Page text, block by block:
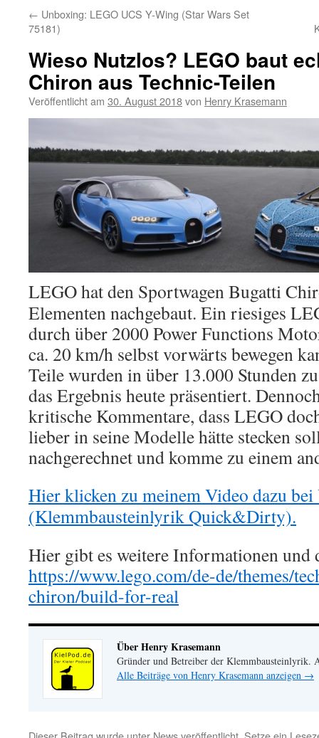
← Unboxing: LEGO UCS Y-Wing (Star Wars Set
75181)
Wieso Nutzlos? LEGO baut
Chiron aus Technic-Teilen
Veröffentlicht am 30. August 2018von Henry Krasemann
LEGO hat den Sportwagen Bugatti
Elementen nachgebaut. Ein riesiges
durch über 2000 Power Functions
ca. 20 km/h selbst vorwärts bewegen
Teile wurden in über 13.000 Stunden
das Ergebnis heute präsentiert.
kritische Kommentare, dass LEGO
lieber in seine Modelle hätte stecken
nachgerechnet und komme zu einem
Hier klicken zu meinem Video dazu bei
(Klemmbausteinlyrik Quick&Dirty).
Hier gibt es weitere Informationen und
https://www.lego.com/de-de/themes/
chiron/build-for-real
Über Henry Krasemann
Gründer und Betreiber der Klemmbausteinlyrik.
Alle Beiträge von Henry Krasemann anzeigen →